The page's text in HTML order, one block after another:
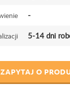
-
5-14 dni
ZAPYTAJ O